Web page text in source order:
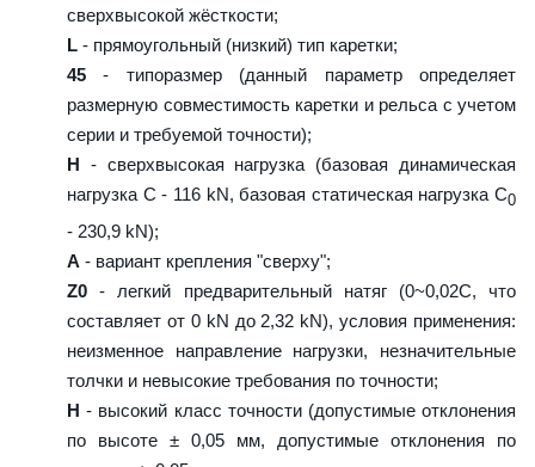
сверхвысокой жёсткости;
L - прямоугольный (низкий) тип каретки;
45 - типоразмер (данный параметр определяет
размерную совместимость каретки и рельса с учетом
серии и требуемой точности);
H - сверхвысокая нагрузка (базовая динамическая
нагрузка C - 116 kN, базовая статическая нагрузка С0
- 230,9 kN);
A - вариант крепления "сверху";
Z0 - легкий предварительный натяг (0~0,02C, что
составляет от 0 kN до 2,32 kN), условия применения:
неизменное направление нагрузки, незначительные
толчки и невысокие требования по точности;
H - высокий класс точности (допустимые отклонения
по высоте ± 0,05 мм, допустимые отклонения по